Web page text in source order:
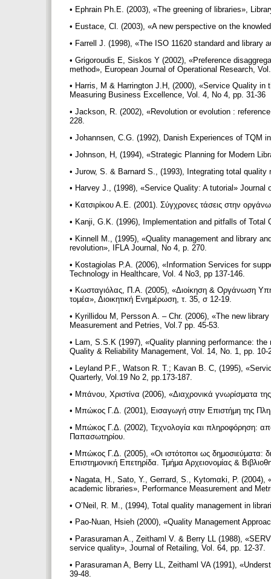
• Ephrain Ph.E. (2003), «The greening of libraries»,
• Eustace, Cl. (2003), «A new perspective on the
• Farrell J. (1998), «The ISO 11620 standard and
• Grigoroudis E, Siskos Y (2002), «Preference
method», European Journal of Operational Research,
• Harris, M & Harrington J.H, (2000), «Service Quality
Measuring Business Excellence, Vol. 4, No 4, pp. 31-36
• Jackson, R. (2002), «Revolution or evolution :
228.
• Johannsen, C.G. (1992), Danish Experiences of TQM
• Johnson, H, (1994), «Strategic Planning for Modern
• Jurow, S. & Barnard S., (1993), Integrating total
• Harvey J., (1998), «Service Quality: A tutorial»
• Κατσιρίκου Α.Ε. (2001). Σύγχρονες τάσεις στην
• Kanji, G.K. (1996), Implementation and pitfalls of
• Kinnell M., (1995), «Quality management and library
revolution», IFLA Journal, Νo 4, p. 270.
• Kostagiolas P.A. (2006), «Information Services for
Technology in Healthcare, Vol. 4 No3, pp 137-146.
• Κωσταγιόλας, Π.Α. (2005), «Διοίκηση & Οργάνωση
τομέα», Διοικητική Ενημέρωση, τ. 35, σ 12-19.
• Kyrillidou M, Persson A. – Chr. (2006), «The new
Measurement and Petries, Vol.7 pp. 45-53.
• Lam, S.S.K (1997), «Quality planning performance:
Quality & Reliability Management, Vol. 14, No. 1, pp.
• Leyland P.F., Watson R. T.; Kavan B. C, (1995),
Quarterly, Vol.19 No 2, pp.173-187.
• Μπάνου, Χριστίνα (2006), «Διαχρονικά γνωρίσματα
• Μπώκος Γ.Δ. (2001), Εισαγωγή στην Επιστήμη της
• Μπώκος Γ.Δ. (2002), Τεχνολογία και πληροφόρηση: από
Παπασωτηρίου.
• Μπώκος Γ.Δ. (2005), «Οι ιστότοποι ως δημοσιεύματα:
Επιστημονική Επετηρίδα. Τμήμα Αρχειονομίας &
• Nagata, H., Sato, Y., Gerrard, S., Kytοmαki, P.
academic libraries», Performance Measurement and
• O’Neil, R. M., (1994), Total quality management in
• Pao-Nuan, Hsieh (2000), «Quality Management
• Parasuraman A., Zeithaml V. & Berry LL (1988),
service quality», Journal of Retailing, Vol. 64, pp. 12-37.
• Parasuraman A, Berry LL, Zeithaml VA (1991),
39-48.